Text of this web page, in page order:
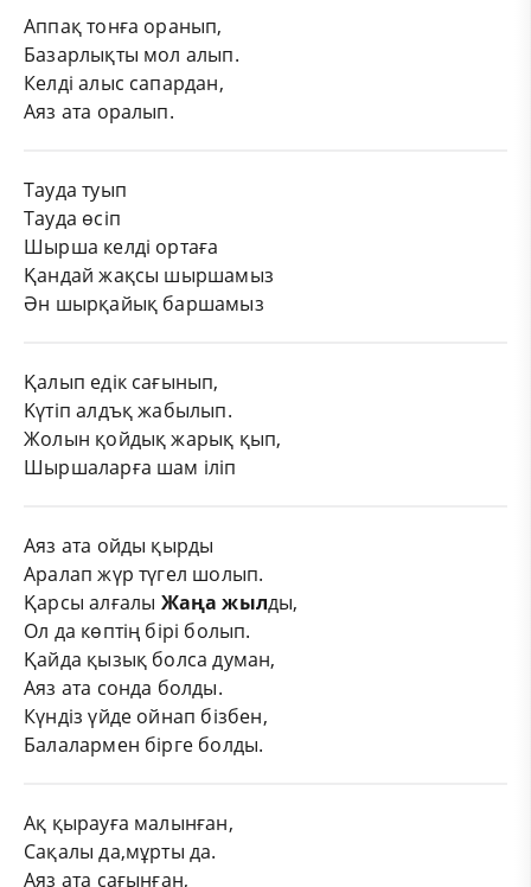
Аппақ тонға оранып,
Базарлықты мол алып.
Келді алыс сапардан,
Аяз ата оралып.
Тауда туып
Тауда өсіп
Шырша келді ортаға
Қандай жақсы шыршамыз
Ән шырқайық баршамыз
Қалып едік сағынып,
Kүтіп алдъқ жабылып.
Жолын қойдық жарық қып,
Шыршаларға шам іліп
Аяз ата ойды қырды
Аралап жүр түгел шолып.
Қарсы алғалы Жаңа жылды,
Ол да көптің бірі болып.
Қайда қызық болса думан,
Аяз ата сонда болды.
Күндіз үйде ойнап бізбен,
Балалармен бірге болды.
Ақ қырауға малынған,
Сақалы да,мұрты да.
Аяз ата сағынған,